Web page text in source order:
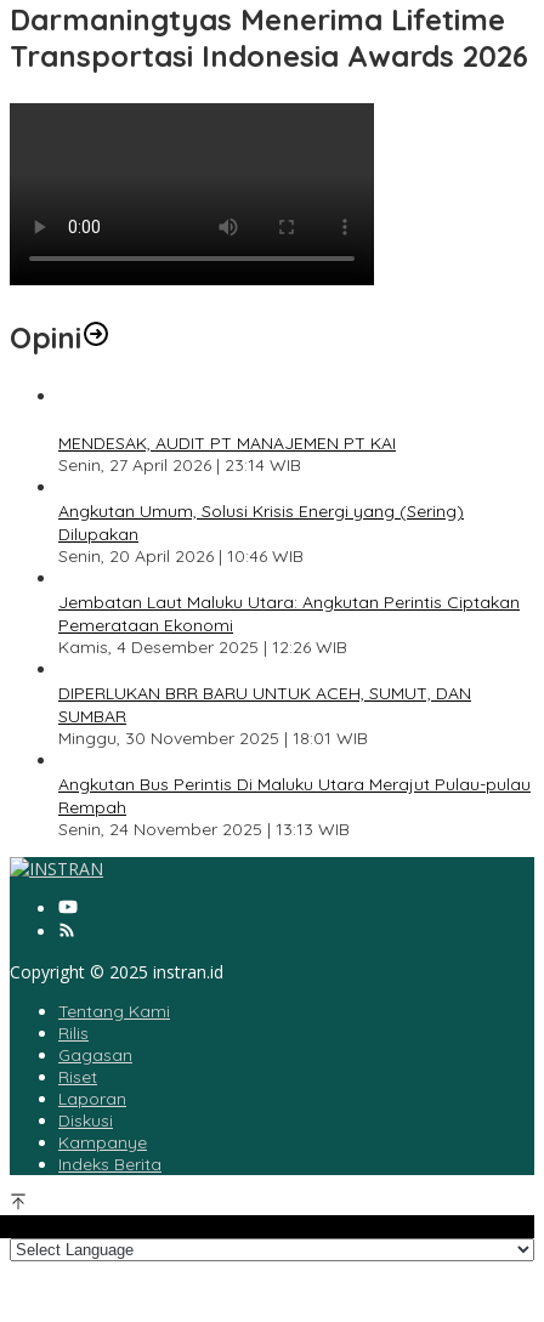
Darmaningtyas Menerima Lifetime
Transportasi Indonesia Awards 2026
Opini
MENDESAK, AUDIT PT MANAJEMEN PT KAI
Senin, 27 April 2026 | 23:14 WIB
Angkutan Umum, Solusi Krisis Energi yang (Sering)
Dilupakan
Senin, 20 April 2026 | 10:46 WIB
Jembatan Laut Maluku Utara: Angkutan Perintis Ciptakan
Pemerataan Ekonomi
Kamis, 4 Desember 2025 | 12:26 WIB
DIPERLUKAN BRR BARU UNTUK ACEH, SUMUT, DAN
SUMBAR
Minggu, 30 November 2025 | 18:01 WIB
Angkutan Bus Perintis Di Maluku Utara Merajut Pulau-pulau
Rempah
Senin, 24 November 2025 | 13:13 WIB
Copyright © 2025 instran.id
Tentang Kami
Rilis
Gagasan
Riset
Laporan
Diskusi
Kampanye
Indeks Berita